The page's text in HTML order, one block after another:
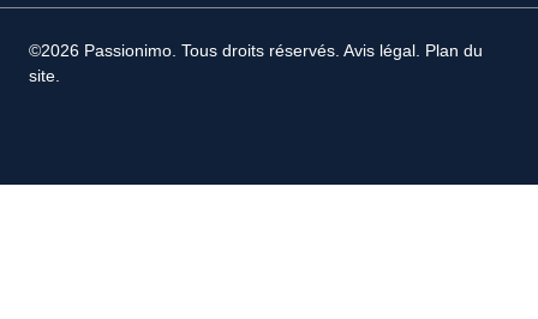
©2026 Passionimo. Tous droits réservés. Avis légal Plan du
site